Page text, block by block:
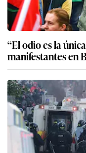
“El odio es la
manifestantes en